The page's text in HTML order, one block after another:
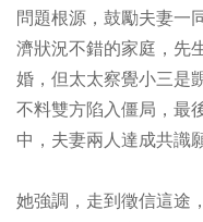
問題根源，鼓勵夫妻一
濟狀況不錯的家庭，先
婚，但太太察覺小三是
不料雙方陷入僵局，最
中，夫妻兩人達成共識
她強調，走到徵信這途